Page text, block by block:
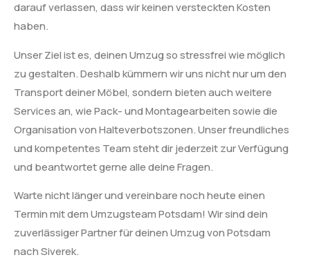
darauf verlassen, dass wir keinen versteckten Kosten
haben.
Unser Ziel ist es, deinen Umzug so stressfrei wie möglich
zu gestalten. Deshalb kümmern wir uns nicht nur um den
Transport deiner Möbel, sondern bieten auch weitere
Services an, wie Pack- und Montagearbeiten sowie die
Organisation von Halteverbotszonen. Unser freundliches
und kompetentes Team steht dir jederzeit zur Verfügung
und beantwortet gerne alle deine Fragen.
Warte nicht länger und vereinbare noch heute einen
Termin mit dem Umzugsteam Potsdam! Wir sind dein
zuverlässiger Partner für deinen Umzug von Potsdam
nach Siverek.